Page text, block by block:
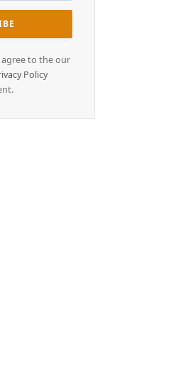
to the our
Policy